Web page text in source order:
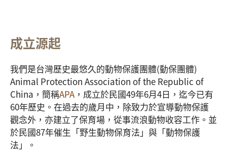
成立源起
我們是台灣歷史最悠久的動物保護團體(動保團體)
Animal Protection Association of the Republic of
China，簡稱APA ，成立於民國49年6月4日，迄今已有
60年歷史。在過去的歲月中，除致力於宣導動物保護
觀念外，亦建立了保育場，從事流浪動物收容工作。並
於民國87年催生「野生動物保育法」與「動物保護
法」。